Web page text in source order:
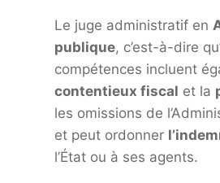
Le juge administratif en
publique, c’est-à-dire
compétences incluent
contentieux fiscal et la
les omissions de
et peut ordonner
l’État ou à ses agents.